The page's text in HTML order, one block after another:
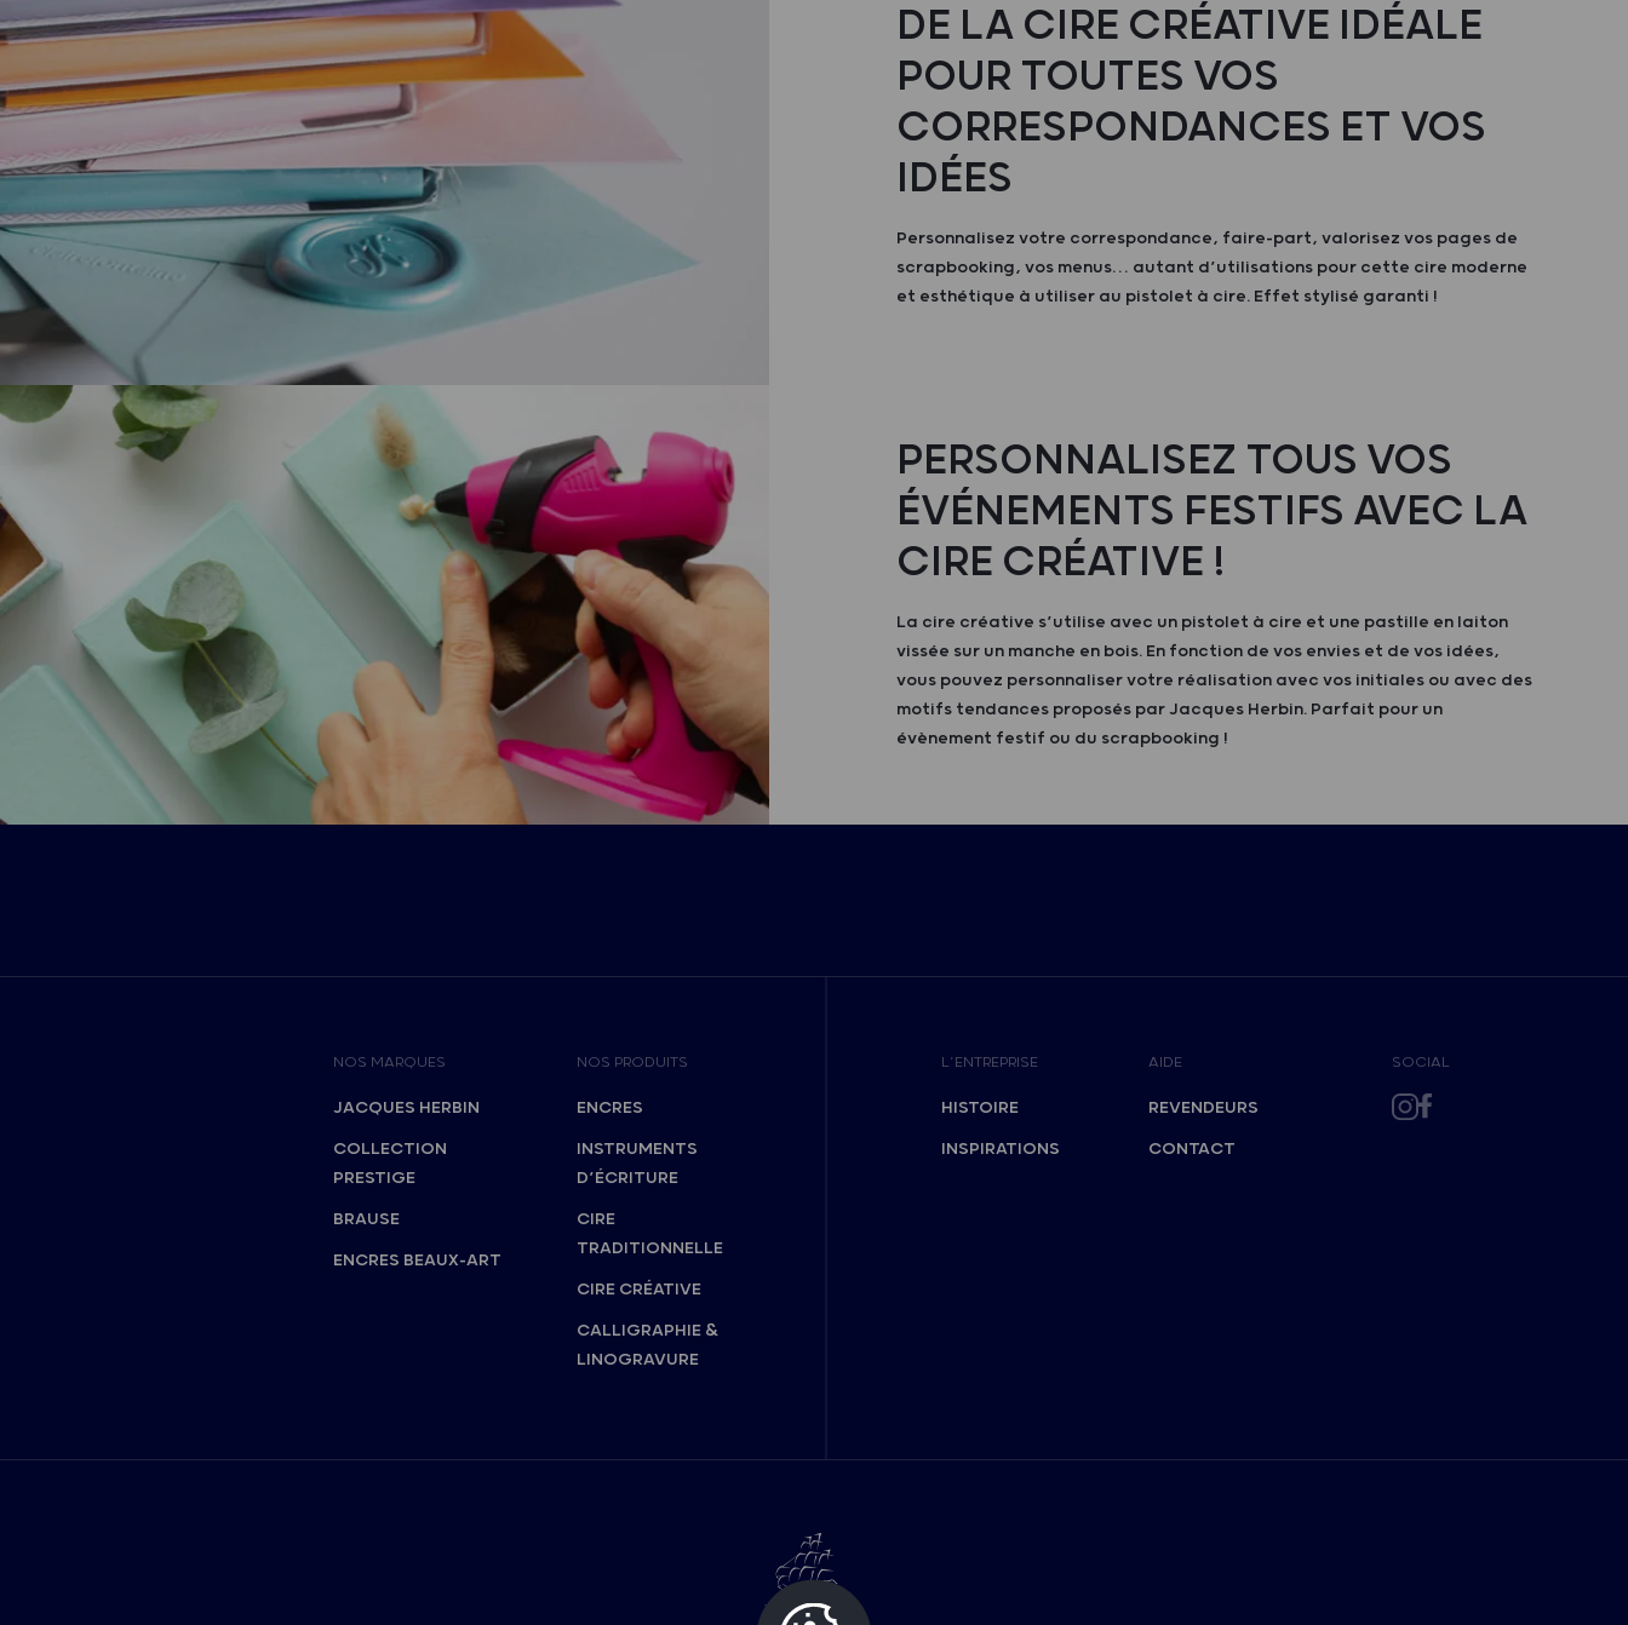
DE LA CIRE CRÉATIVE IDÉALE
POUR TOUTES VOS
CORRESPONDANCES ET VOS
IDÉES
Personnalisez votre correspondance, faire-part, valorisez vos pages de
scrapbooking, vos menus… autant d’utilisations pour cette cire moderne
et esthétique à utiliser au pistolet à cire. Effet stylisé garanti !
PERSONNALISEZ TOUS VOS
ÉVÉNEMENTS FESTIFS AVEC LA
CIRE CRÉATIVE !
La cire créative s’utilise avec un pistolet à cire et une pastille en laiton
vissée sur un manche en bois. En fonction de vos envies et de vos idées,
vous pouvez personnaliser votre réalisation avec vos initiales ou avec des
motifs tendances proposés par Jacques Herbin. Parfait pour un
évènement festif ou du scrapbooking !
NOS MARQUES
JACQUES HERBIN
COLLECTION
PRESTIGE
BRAUSE
ENCRES BEAUX-ART
NOS PRODUITS
ENCRES
INSTRUMENTS
D’ÉCRITURE
CIRE
TRADITIONNELLE
CIRE CRÉATIVE
CALLIGRAPHIE &
LINOGRAVURE
L’ENTREPRISE
HISTOIRE
INSPIRATIONS
AIDE
REVENDEURS
CONTACT
SOCIAL